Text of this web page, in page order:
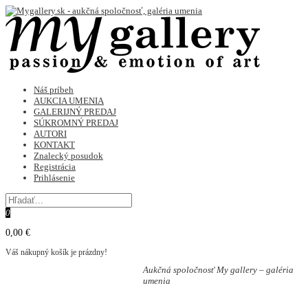
Náš príbeh
AUKCIA UMENIA
GALERIJNÝ PREDAJ
SÚKROMNÝ PREDAJ
AUTORI
KONTAKT
Znalecký posudok
Registrácia
Prihlásenie
0
0,00 €
Váš nákupný košík je prázdny!
Aukčná spoločnosť My gallery – galéria
umenia